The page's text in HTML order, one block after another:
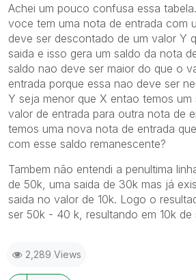
Achei um pouco confusa essa
voce tem uma nota de entrada com
deve ser descontado de um valor Y
saida e isso gera um saldo da nota
saldo nao deve ser maior do que o
entrada porque essa nao deve ser
Y seja menor que X entao temos um
valor de entrada para outra nota de
temos uma nova nota de entrada
com esse saldo remanescente?
Tambem não entendi a penultima
de 50k, uma saida de 30k mas já
saida no valor de 10k. Logo o
ser 50k - 40 k, resultando em 10k de
2,289 Views